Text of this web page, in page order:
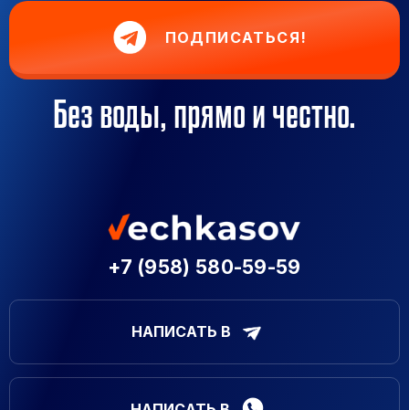
ПОДПИСАТЬСЯ!
Без воды, прямо и честно.
+7 (958) 580-59-59
НАПИСАТЬ В